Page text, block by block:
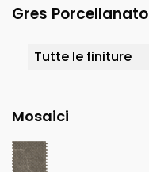
Gres Porcellanato
Mosaici